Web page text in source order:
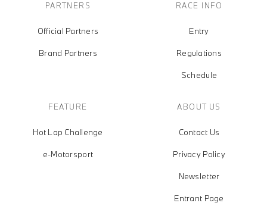
PARTNERS
Official Partners
Brand Partners
RACE INFO
Entry
Regulations
Schedule
FEATURE
Hot Lap Challenge
e-Motorsport
ABOUT US
Contact Us
Privacy Policy
Newsletter
Entrant Page